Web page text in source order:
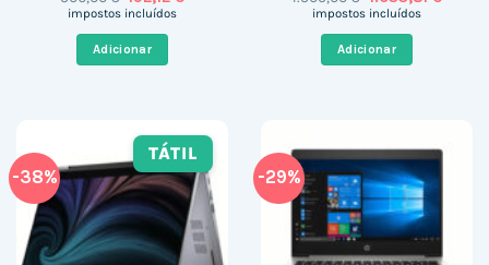
preço
506,00 €.
impostos incluídos
Adicionar
preço
1.509,00 €.
impostos incluídos
Adicionar
-38%
TÁTIL
-29%